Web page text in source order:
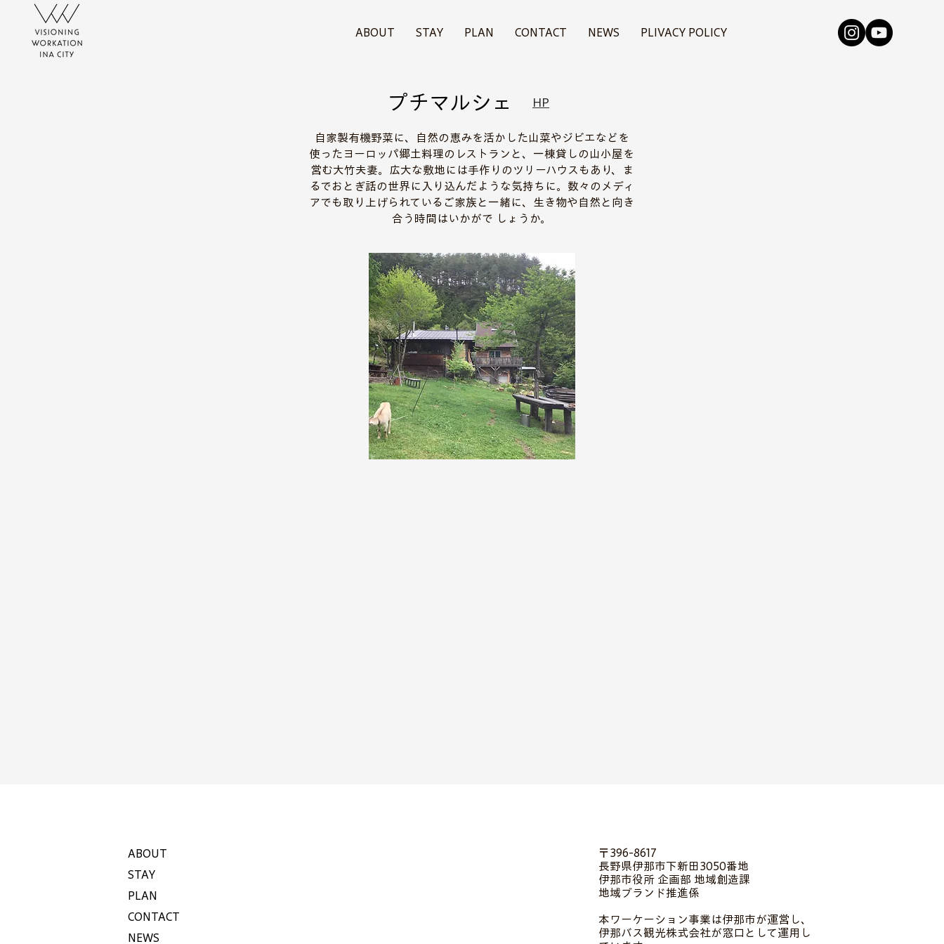
ABOUT STAY PLAN CONTACT NEWS PLIVACY POLICY
​プチマルシェ HP
自家製有機野菜に、自然の恵みを活かした山菜やジビエなどを
使ったヨーロッパ郷土料理のレストランと、一棟貸しの山小屋を
営む大竹夫妻。広大な敷地には手作りのツリーハウスもあり、ま
るでおとぎ話の世界に入り込んだような気持ちに。数々のメディ
アでも取り上げられているご家族と一緒に、生き物や自然と向き
合う時間はいかがで しょうか。
ABOUT
STAY
PLAN
CONTACT
NEWS
〒396-8617
長野県伊那市下新田3050番地
伊那市役所 企画部 地域創造課
地域ブランド推進係
本ワーケーション事業は伊那市が運営し、
伊那バス観光株式会社が窓口として運用し